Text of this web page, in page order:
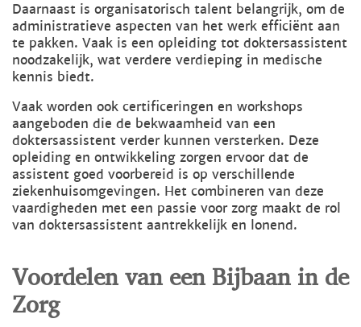
Daarnaast is organisatorisch talent belangrijk, om de
administratieve aspecten van het werk efficiënt aan
te pakken. Vaak is een opleiding tot doktersassistent
noodzakelijk, wat verdere verdieping in medische
kennis biedt.
Vaak worden ook certificeringen en workshops
aangeboden die de bekwaamheid van een
doktersassistent verder kunnen versterken. Deze
opleiding en ontwikkeling zorgen ervoor dat de
assistent goed voorbereid is op verschillende
ziekenhuisomgevingen. Het combineren van deze
vaardigheden met een passie voor zorg maakt de rol
van doktersassistent aantrekkelijk en lonend.
Voordelen van een Bijbaan in de
Zorg